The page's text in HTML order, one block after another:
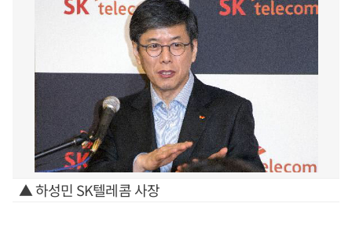
▲ 하성민 SK텔레콤 사장